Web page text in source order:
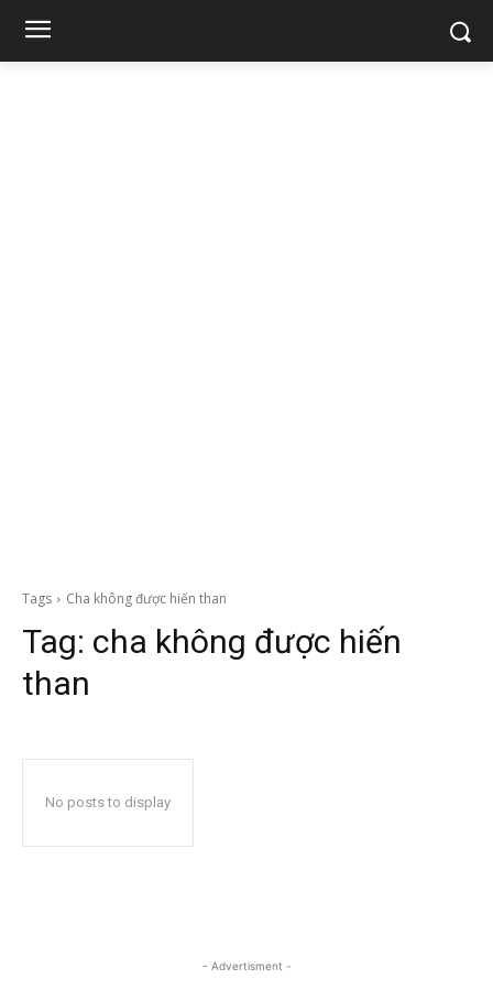
Tags Cha không được hiến than
Tag: cha không được hiến
than
No posts to display
- Advertisment -